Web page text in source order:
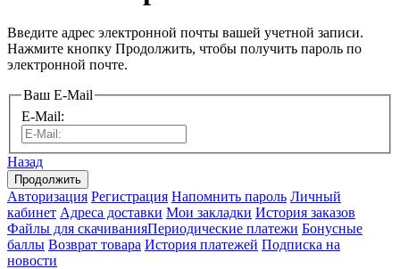
Введите адрес электронной почты вашей учетной записи.
Нажмите кнопку Продолжить, чтобы получить пароль по
электронной почте.
Ваш E-Mail
E-Mail:
Назад
Авторизация Регистрация Напомнить пароль Личный
кабинет Адреса доставки Мои закладки История заказов
Файлы для скачиванияПериодические платежи Бонусные
баллы Возврат товара История платежей Подписка на
новости